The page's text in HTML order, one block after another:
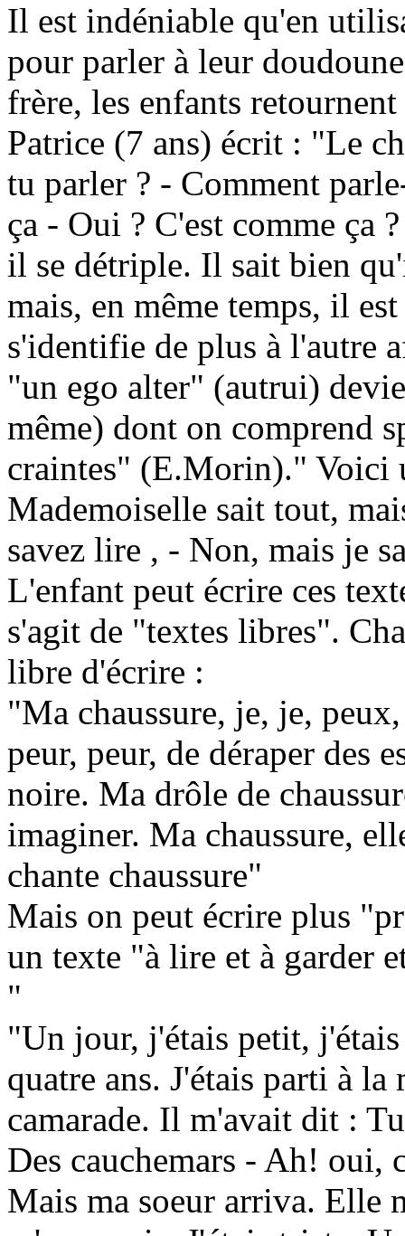
Il est indéniable qu'en
pour parler à leur
frère, les enfants
Patrice (7 ans) écrit : "Le
tu parler ? - Comment
ça - Oui ? C'est comme ça
il se détriple. Il sait bien
mais, en même temps, il
s'identifie de plus à l'autre
"un ego alter" (autrui)
même) dont on comprend
craintes" (E.Morin)." Voici
Mademoiselle sait tout,
savez lire , - Non, mais je
L'enfant peut écrire ces
s'agit de "textes libres".
libre d'écrire :
"Ma chaussure, je, je,
peur, peur, de déraper des
noire. Ma drôle de
imaginer. Ma chaussure,
chante chaussure"
Mais on peut écrire plus
un texte "à lire et à garder
"
"Un jour, j'étais petit,
quatre ans. J'étais parti à
camarade. Il m'avait dit :
Des cauchemars - Ah! oui,
Mais ma soeur arriva. Elle